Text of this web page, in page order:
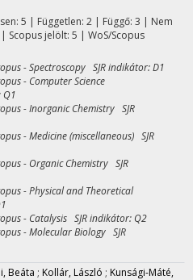
5 | Független: 2 | Függő: 3 | Nem
Scopus jelölt: 5 | WoS/Scopus
- Spectroscopy SJR indikátor: D1
- Computer Science
Q1
- Inorganic Chemistry SJR
- Medicine (miscellaneous) SJR
- Organic Chemistry SJR
- Physical and Theoretical
- Catalysis SJR indikátor: Q2
- Molecular Biology SJR
Beáta ; Kollár, László ; Kunsági-Máté,